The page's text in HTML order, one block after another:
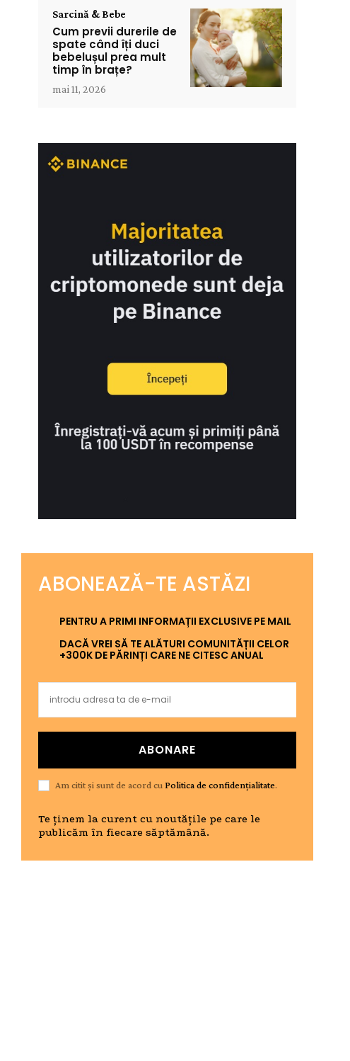
Sarcină & Bebe
Cum previi durerile de
spate când îți duci
bebelușul prea mult
timp în brațe?
mai 11, 2026
ABONEAZĂ-TE ASTĂZI
PENTRU A PRIMI INFORMAȚII EXCLUSIVE PE MAIL
DACĂ VREI SĂ TE ALĂTURI COMUNITĂȚII CELOR
+300K DE PĂRINȚI CARE NE CITESC ANUAL
ABONARE
Am citit și sunt de acord cuPolitica de confidențialitate.
Te ținem la curent cu noutățile pe care le
publicăm în fiecare săptămână.